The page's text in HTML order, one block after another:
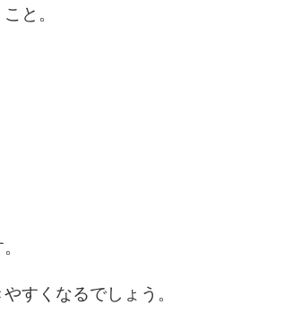
と。
すくなるでしょう。